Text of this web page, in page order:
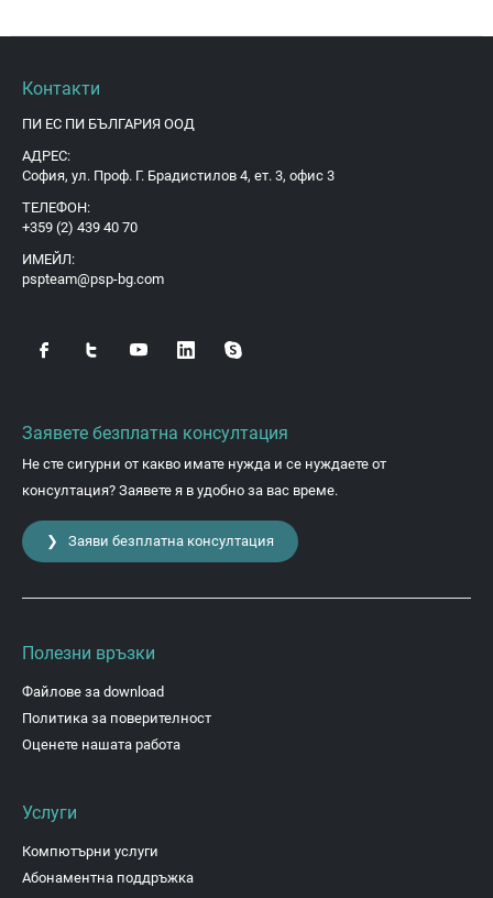
Контакти
ПИ ЕС ПИ БЪЛГАРИЯ ООД
АДРЕС:
София, ул. Проф. Г. Брадистилов 4, ет. 3, офис 3
ТЕЛЕФОН:
+359 (2) 439 40 70
ИМЕЙЛ:
pspteam@psp-bg.com
Заявете безплатна консултация
Не сте сигурни от какво имате нужда и се нуждаете от
консултация? Заявете я в удобно за вас време.
❯ Заяви безплатна консултация
Полезни връзки
Файлове за download
Политика за поверителност
Оценете нашата работа
Услуги
Компютърни услуги
Абонаментна поддръжка